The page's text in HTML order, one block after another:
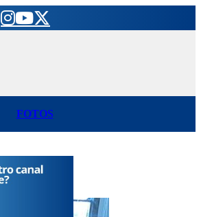
FOTOS